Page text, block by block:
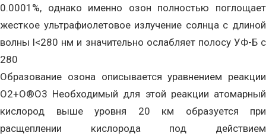
0.0001%, однако именно озон полностью поглощает
жесткое ультрафиолетовое излучение солнца с длиной
волны l<280 нм и значительно ослабляет полосу УФ-Б с
280
Образование озона описывается уравнением реакции
O2+O®O3 Необходимый для этой реакции атомарный
кислород выше уровня 20 км образуется при
расщеплении кислорода под действием